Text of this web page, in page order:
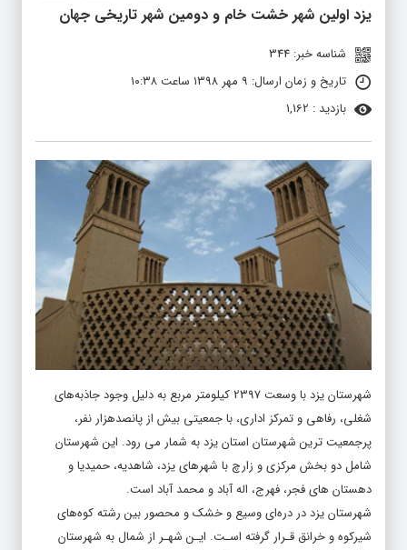
یزد اولین شهر خشت خام و دومین شهر تاریخی جهان
شناسه خبر: 344
تاریخ و زمان ارسال: ۹ مهر ۱۳۹۸ ساعت ۱۰:۳۸
بازدید : 1,162
شهرستان یزد با وسعت 2397 کیلومتر مربع به دلیل وجود جاذبه‌های
شغلی، رفاهی و تمرکز اداری، با جمعیتی بیش از پانصدهزار نفر،
پرجمعیت ترین شهرستان استان یزد به شمار می رود. این شهرستان
شامل دو بخش مرکزی و زارچ با شهرهای یزد، شاهدیه، حمیدیا و
دهستان های فجر، فهرج، اله آباد و محمد آباد است.
شهرستان یزد در دره‌ای وسیع و خشک و محصور بین رشته کوه‌های
شیرکوه و خرانق قـرار گرفته اسـت. ایـن شهـر از شمال به شهرستان